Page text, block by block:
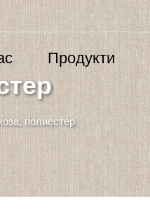
Продукти
полиестер